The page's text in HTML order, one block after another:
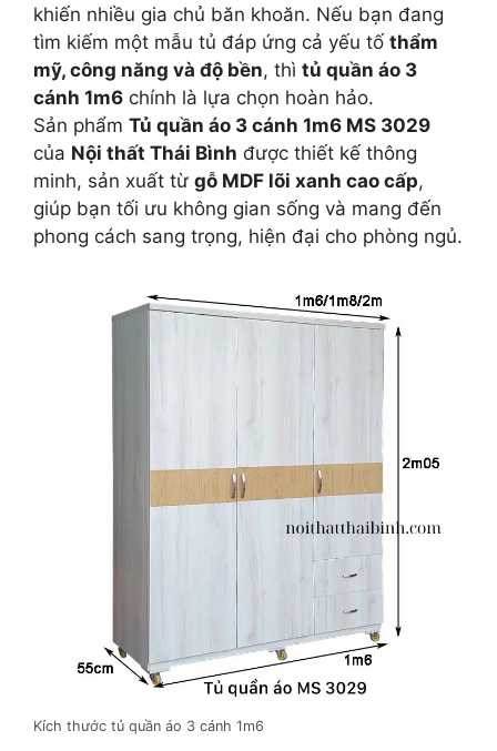
khiến nhiều gia chủ băn khoăn. Nếu bạn đang
tìm kiếm một mẫu tủ đáp ứng cả yếu tố thẩm
mỹ, công năng và độ bền, thì tủ quần áo 3
cánh 1m6 chính là lựa chọn hoàn hảo.
Sản phẩm Tủ quần áo 3 cánh 1m6 MS 3029
của Nội thất Thái Bình được thiết kế thông
minh, sản xuất từ gỗ MDF lõi xanh cao cấp,
giúp bạn tối ưu không gian sống và mang đến
phong cách sang trọng, hiện đại cho phòng ngủ.
Kích thước tủ quần áo 3 cánh 1m6